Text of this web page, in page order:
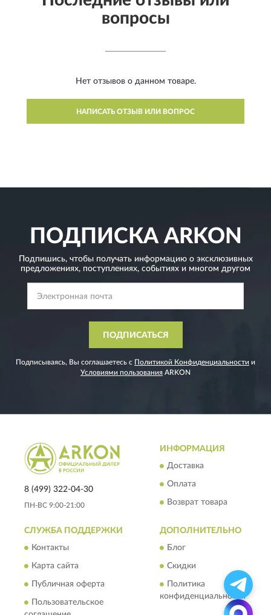
вопросы
Нет отзывов о данном товаре.
НАПИСАТЬ ОТЗЫВ ИЛИ ВОПРОС
ПОДПИСКАARKON
Подпишись, чтобы получать информацию о эксклюзивных
предложениях, поступлениях, событиях и многом другом
ПОДПИСАТЬСЯ
Подписываясь, Вы соглашаетесь с Политикой Конфиденциальности и
Условиями пользования ARKON
8 (499) 322-04-30
ПН-ВС 9:00-21:00
ИНФОРМАЦИЯ
Доставка
Оплата
Возврат товара
СЛУЖБА ПОДДЕРЖКИ
Контакты
Карта сайта
Публичная оферта
Пользовательское
ДОПОЛНИТЕЛЬНО
Блог
Скидки
Политика
конфиденциальности